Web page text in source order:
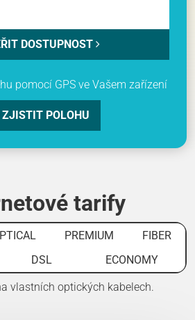
DOSTUPNOST
pomocí GPS ve Vašem zařízení
ZJISTIT POLOHU
tarify
PREMIUM
FIBER
DSL ECONOMY
vlastních optických kabelech.